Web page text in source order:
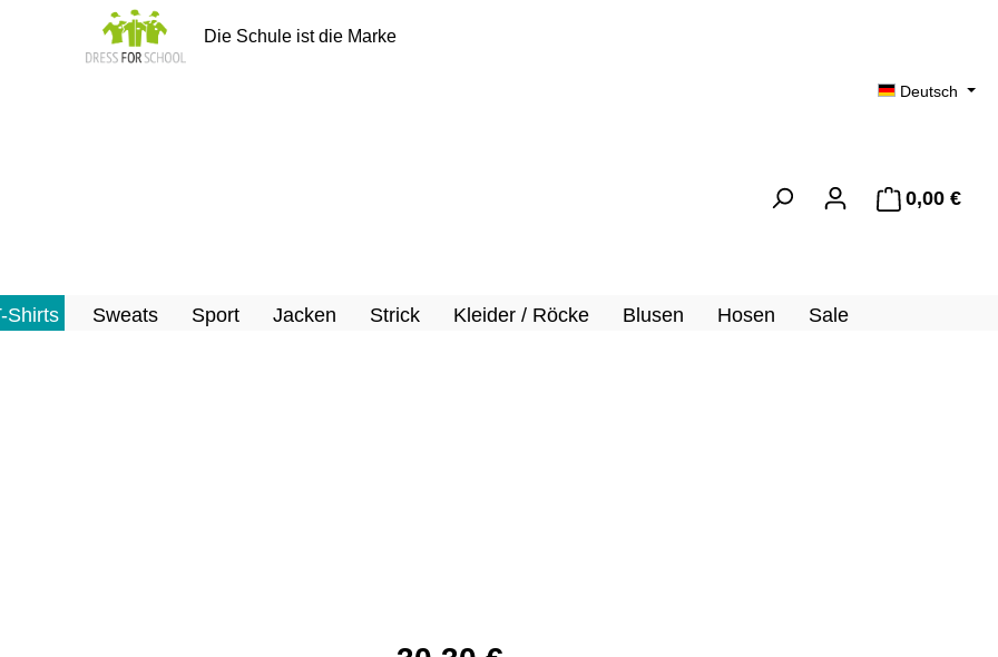
Die Schule ist die Marke
Deutsch
0,00 €
Shirts Sweats Sport Jacken Strick Kleider / Röcke Blusen Hosen Sale